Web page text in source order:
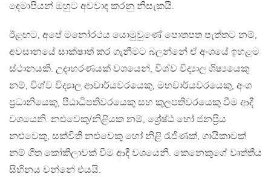
දෙමාපියන් ඔහුට අවවාද කරනු නිසැකයි.
ඊළඟට, අපේ මනෝරථය යොමුවුණේ පොතපත පැත්තට නම්,
අවසානයේ සාක්ෂාත් කර ගැනීමට බලන්නේ ඒ අංශයේ ඉහළම
ස්ථානයකි. උදාහරණයක් වශයෙන්, විශ්ව විද්‍යාල ශිෂ්‍යයෙකු
නම්, විශ්ව විද්‍යාල ආචාර්යවරයෙකු, මහචාර්යවරයෙකු, අංශ
ප‍්‍රධානියෙකු, පීඨාධිපතිවරයෙකු සහ කුලපතිවරයෙකු වීම ආදී
වශයෙනි. නළුවෙකු/නිළියක නම්, ශ්‍රේෂ්ඨ හෝ ජනප‍්‍රිය
නළුවෙකු, සක්විති නළුවෙකු හෝ නිළි රැජිණක්, ගායිකාවක්
නම් ගීත කෝකිලාවක් වීම ආදී වශයෙනි. කෙනෙකුගේ වෘත්තීය
සිහිනය වන්නේ එයයි.